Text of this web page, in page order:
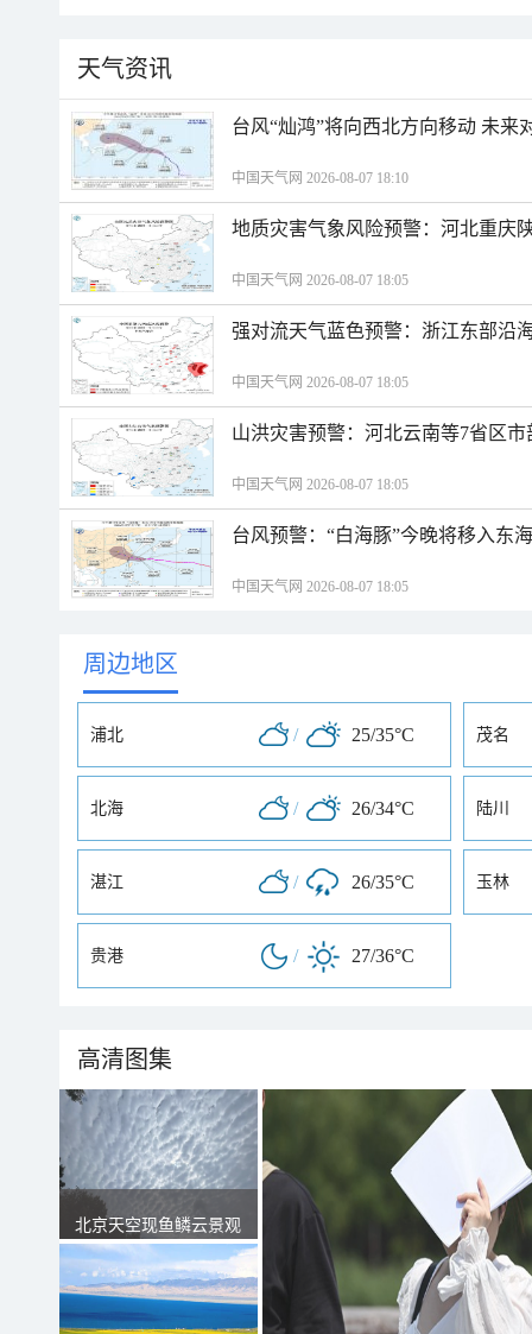
天气资讯
台风“灿鸿”将向西北方向移动 未来
中国天气网 2026-08-07 18:10
地质灾害气象风险预警：河北重庆
中国天气网 2026-08-07 18:05
强对流天气蓝色预警：浙江东部沿
中国天气网 2026-08-07 18:05
山洪灾害预警：河北云南等7省区
中国天气网 2026-08-07 18:05
台风预警：“白海豚”今晚将移入东
中国天气网 2026-08-07 18:05
周边地区
浦北 / 25/35°C 茂名
北海 / 26/34°C 陆川
湛江 / 26/35°C 玉林
贵港 / 27/36°C
高清图集
北京天空现鱼鳞云景观